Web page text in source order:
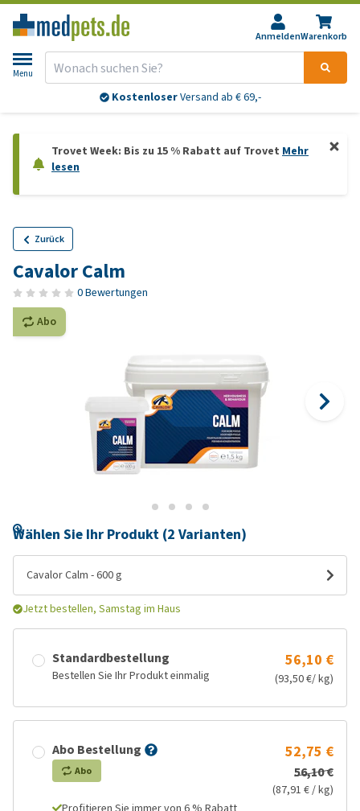
AnmeldenWarenkorb
Menu
KostenloserVersand ab € 69,-
Trovet Week: Bis zu 15 % Rabatt auf Trovet Mehr
lesen
Zurück
Cavalor Calm
0 Bewertungen
Abo
Wählen Sie Ihr Produkt (2 Varianten)
Cavalor Calm - 600 g
Jetzt bestellen, Samstag im Haus
Standardbestellung
Bestellen Sie Ihr Produkt einmalig
56,10 €
(93,50 €/ kg)
Abo Bestellung
Abo
52,75 €
56,10 €
(87,91 € / kg)